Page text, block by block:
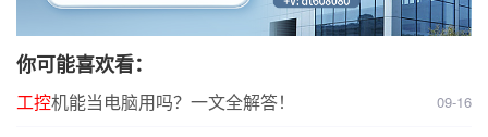
你可能喜欢看：
工控机能当电脑用吗？一文全解答！ 09-16